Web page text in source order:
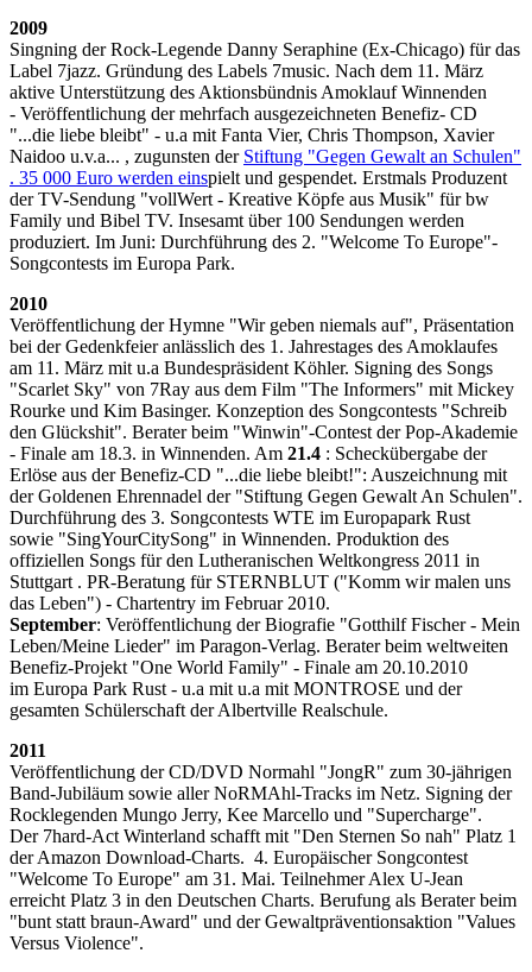
2009
Singning der Rock-Legende Danny Seraphine (Ex-Chicago) für das
Label 7jazz. Gründung des Labels 7music. Nach dem 11. März
aktive Unterstützung des Aktionsbündnis Amoklauf Winnenden
- Veröffentlichung der mehrfach ausgezeichneten Benefiz- CD
"...die liebe bleibt" - u.a mit Fanta Vier, Chris Thompson, Xavier
Naidoo u.v.a... , zugunsten der Stiftung "Gegen Gewalt an Schulen"
. 35 000 Euro werden einspielt und gespendet. Erstmals Produzent
der TV-Sendung "vollWert - Kreative Köpfe aus Musik" für bw
Family und Bibel TV. Insesamt über 100 Sendungen werden
produziert. Im Juni: Durchführung des 2. "Welcome To Europe"-
Songcontests im Europa Park.
2010
Veröffentlichung der Hymne "Wir geben niemals auf", Präsentation
bei der Gedenkfeier anlässlich des 1. Jahrestages des Amoklaufes
am 11. März mit u.a Bundespräsident Köhler. Signing des Songs
"Scarlet Sky" von 7Ray aus dem Film "The Informers" mit Mickey
Rourke und Kim Basinger. Konzeption des Songcontests "Schreib
den Glückshit". Berater beim "Winwin"-Contest der Pop-Akademie
- Finale am 18.3. in Winnenden. Am 21.4 : Scheckübergabe der
Erlöse aus der Benefiz-CD "...die liebe bleibt!": Auszeichnung mit
der Goldenen Ehrennadel der "Stiftung Gegen Gewalt An Schulen".
Durchführung des 3. Songcontests WTE im Europapark Rust
sowie "SingYourCitySong" in Winnenden. Produktion des
offiziellen Songs für den Lutheranischen Weltkongress 2011 in
Stuttgart . PR-Beratung für STERNBLUT ("Komm wir malen uns
das Leben") - Chartentry im Februar 2010.
September: Veröffentlichung der Biografie "Gotthilf Fischer - Mein
Leben/Meine Lieder" im Paragon-Verlag. Berater beim weltweiten
Benefiz-Projekt "One World Family" - Finale am 20.10.2010
im Europa Park Rust - u.a mit u.a mit MONTROSE und der
gesamten Schülerschaft der Albertville Realschule.
2011
Veröffentlichung der CD/DVD Normahl "JongR" zum 30-jährigen
Band-Jubiläum sowie aller NoRMAhl-Tracks im Netz. Signing der
Rocklegenden Mungo Jerry, Kee Marcello und "Supercharge".
Der 7hard-Act Winterland schafft mit "Den Sternen So nah" Platz 1
der Amazon Download-Charts. 4. Europäischer Songcontest
"Welcome To Europe" am 31. Mai. Teilnehmer Alex U-Jean
erreicht Platz 3 in den Deutschen Charts. Berufung als Berater beim
"bunt statt braun-Award" und der Gewaltpräventionsaktion "Values
Versus Violence".